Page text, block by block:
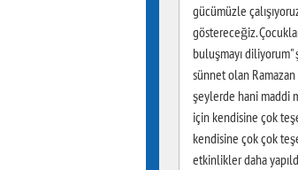
gücümüzle
göstereceğiz.
buluşmayı
sünnet olan Ramazan
şeylerde hani maddi
için kendisine çok
kendisine çok çok
etkinlikler daha